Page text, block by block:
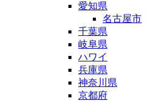
愛知県
名古屋市
千葉県
岐阜県
ハワイ
兵庫県
神奈川県
京都府